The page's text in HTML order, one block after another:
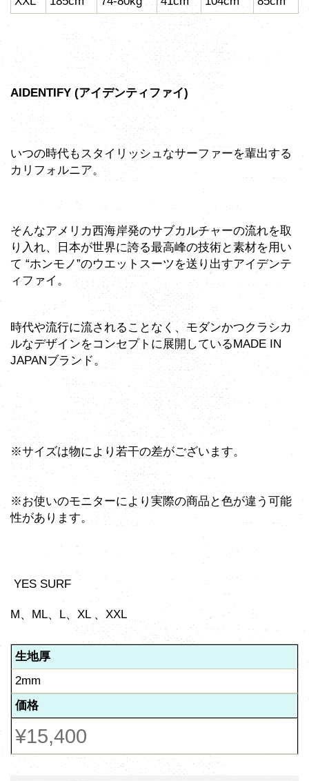
AIDENTIFY (アイデンティファイ)
いつの時代もスタイリッシュなサーファーを輩出する
カリフォルニア。
そんなアメリカ西海岸発のサブカルチャーの流れを取
り入れ、日本が世界に誇る最高峰の技術と素材を用い
て “ホンモノ”のウエットスーツを送り出すアイデンテ
ィファイ。
時代や流行に流されることなく、モダンかつクラシカ
ルなデザインをコンセプトに展開しているMADE IN
JAPANブランド。
※サイズは物により若干の差がございます。
※お使いのモニターにより実際の商品と色が違う可能
性があります。
YES SURF
M、ML、L、XL 、XXL
生地厚
2mm
価格
¥15,400